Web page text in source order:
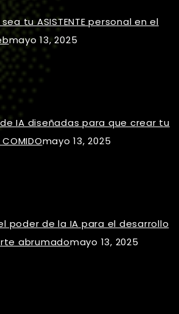
tu ASISTENTE personal en el
mayo 13, 2025
IA diseñadas para que crear tu
mayo 13, 2025
poder de la IA para el desarrollo
abrumadomayo 13, 2025